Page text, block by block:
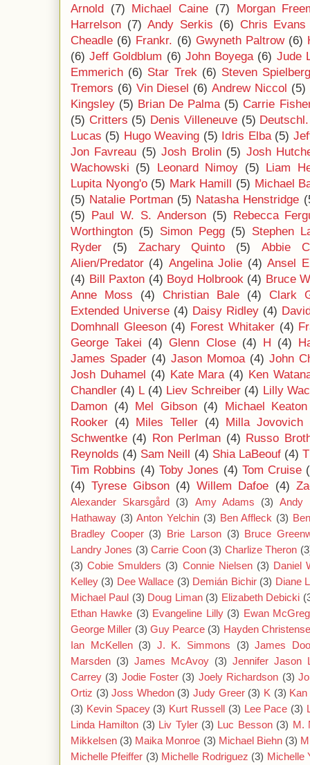
Arnold (7) Michael Caine (7)
Morgan
Harrelson (7) Andy Serkis (6) Chris Evans
Cheadle (6) Frankr. (6) Gwyneth Paltrow (6)
(6) Jeff Goldblum (6) John Boyega (6) Jude
Emmerich (6) Star Trek (6) Steven
Tremors (6) Vin Diesel (6) Andrew Niccol (5)
Kingsley (5) Brian De Palma (5) Carrie
(5) Critters (5) Denis Villeneuve (5) Deutschl.
Lucas (5) Hugo Weaving (5) Idris Elba (5)
Jon Favreau (5) Josh Brolin (5) Josh
Wachowski (5) Leonard Nimoy (5) Liam
Lupita Nyong'o (5) Mark Hamill (5) Michael
(5) Natalie Portman (5) Natasha Henstridge
(5) Paul W. S. Anderson (5) Rebecca
Worthington (5) Simon Pegg (5) Stephen
Ryder
(5) Zachary Quinto (5)
Abbie
Alien/Predator (4) Angelina Jolie (4) Ansel
(4) Bill Paxton (4) Boyd Holbrook (4) Bruce
Anne Moss
(4) Christian Bale (4)
Clark
Extended Universe (4) Daisy Ridley (4)
Domhnall Gleeson (4) Forest Whitaker (4)
George Takei (4) Glenn Close (4) H (4)
James Spader (4) Jason Momoa (4) John
Josh Duhamel (4) Kate Mara (4) Ken
Chandler (4) L (4) Liev Schreiber (4) Lilly
Damon (4) Mel Gibson (4)
Michael Keaton
Rooker (4) Miles Teller (4) Milla Jovovich
Schwentke (4) Ron Perlman (4) Russo
Reynolds (4) Sam Neill (4) Shia LaBeouf (4)
Tim Robbins (4) Toby Jones (4) Tom Cruise
(4) Tyrese Gibson (4) Willem Dafoe (4)
Alexander Skarsgård (3) Amy Adams (3)
Andy
Hathaway (3) Anton Yelchin (3) Ben Affleck (3)
Bradley Cooper (3) Brie Larson (3) Bruce
Landry Jones (3) Carrie Coon (3) Charlize Theron
(3) Cobie Smulders (3) Connie Nielsen (3) Daniel
Kelley (3) Dee Wallace (3) Demián Bichir (3) Diane
Michael Paul (3) Doug Liman (3) Elizabeth Debicki
Ethan Hawke (3) Evangeline Lilly (3) Ewan
George Miller (3) Guy Pearce (3) Hayden
Ian McKellen (3) J. K. Simmons (3) James
Marsden (3) James McAvoy (3) Jennifer Jason
Carrey (3) Jodie Foster (3) Joely Richardson (3)
Ortiz (3) Joss Whedon (3) Judy Greer (3) K (3) Kan
(3) Kevin Spacey (3) Kurt Russell (3) Lee Pace (3)
Linda Hamilton (3) Liv Tyler (3) Luc Besson (3) M.
Mikkelsen (3) Maika Monroe (3) Michael Biehn (3)
Michelle Pfeiffer (3) Michelle Rodriguez (3) Michelle